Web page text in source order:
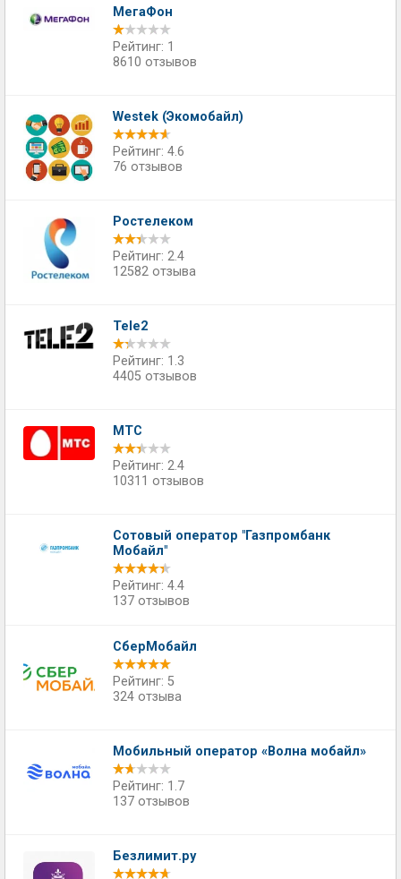
МегаФон
Рейтинг: 1
8610 отзывов
Westek (Экомобайл)
Рейтинг: 4.6
76 отзывов
Ростелеком
Рейтинг: 2.4
12582 отзыва
Tele2
Рейтинг: 1.3
4405 отзывов
МТС
Рейтинг: 2.4
10311 отзывов
Сотовый оператор "Газпромбанк
Мобайл"
Рейтинг: 4.4
137 отзывов
СберМобайл
Рейтинг: 5
324 отзыва
Мобильный оператор «Волна мобайл»
Рейтинг: 1.7
137 отзывов
Безлимит.ру